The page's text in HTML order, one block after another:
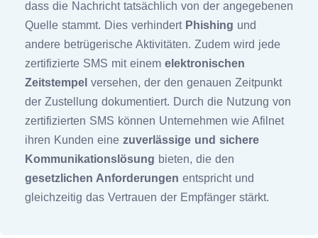
dass die Nachricht tatsächlich von der angegebenen
Quelle stammt. Dies verhindert Phishing und
andere betrügerische Aktivitäten. Zudem wird jede
zertifizierte SMS mit einem elektronischen
Zeitstempel versehen, der den genauen Zeitpunkt
der Zustellung dokumentiert. Durch die Nutzung von
zertifizierten SMS können Unternehmen wie Afilnet
ihren Kunden eine zuverlässige und sichere
Kommunikationslösung bieten, die den
gesetzlichen Anforderungen entspricht und
gleichzeitig das Vertrauen der Empfänger stärkt.